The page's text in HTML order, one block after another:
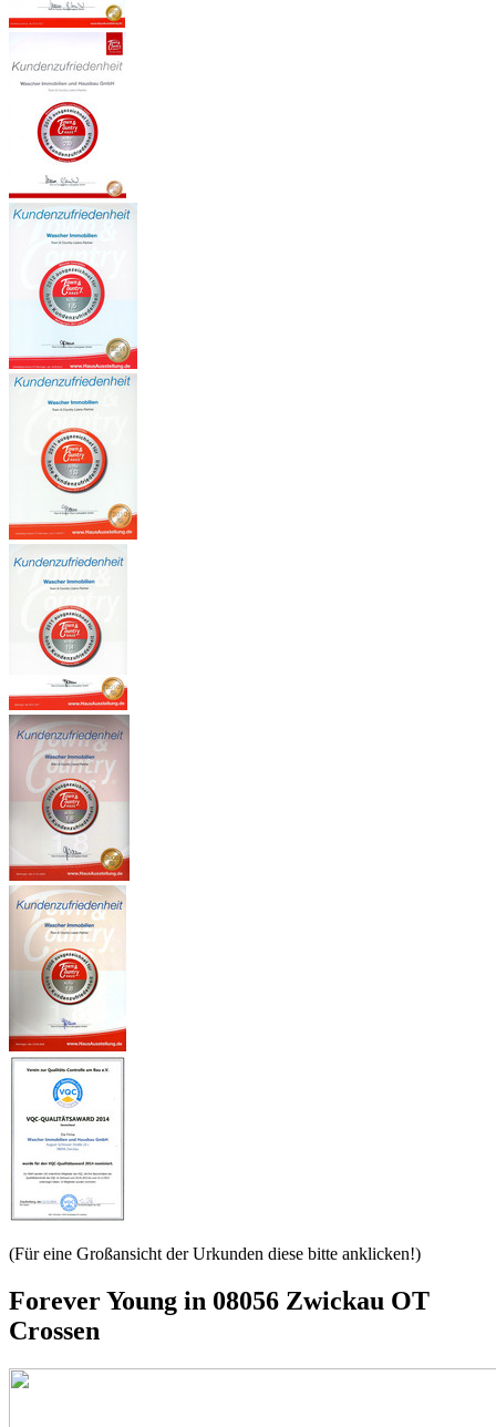
(Für eine Großansicht der Urkunden diese bitte anklicken!)
Forever Young in 08056 Zwickau OT
Crossen